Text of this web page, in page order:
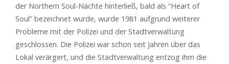
der Northern Soul-Nächte hinterließ, bald als “Heart of
Soul” bezeichnet wurde, wurde 1981 aufgrund weiterer
Probleme mit der Polizei und der Stadtverwaltung
geschlossen. Die Polizei war schon seit Jahren über das
Lokal verärgert, und die Stadtverwaltung entzog ihm die